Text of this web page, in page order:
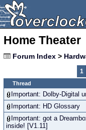
Home Theater
Forum Index >
1
Thread
Important: Dolby-Digital
Important: HD Glossary
Important: got a
inside! [V1.11]